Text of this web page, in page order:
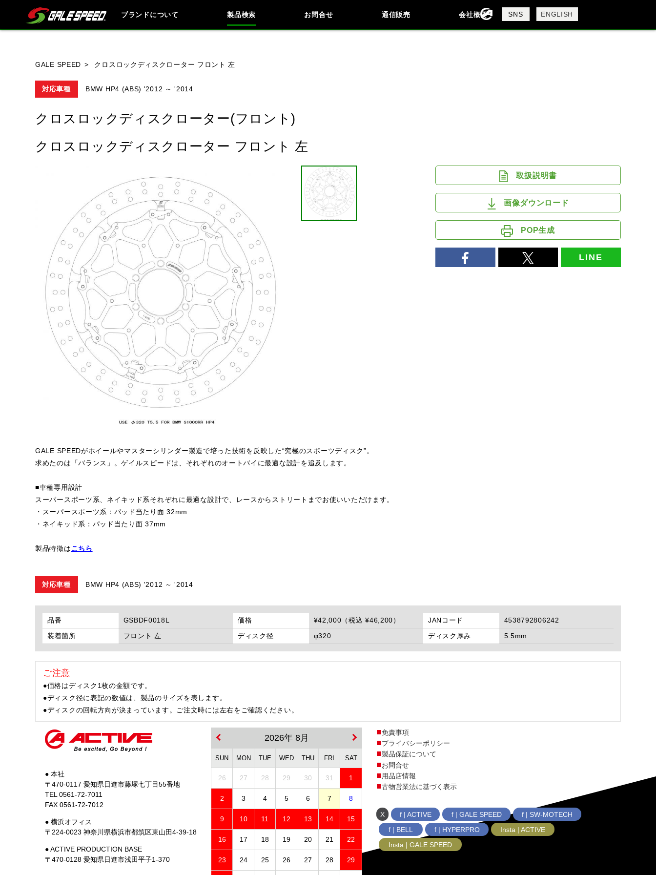
ブランドについて 製品検索 お問合せ 通信販売 会社概要
会社概要
採用情報
SNS ENGLISH
GALE SPEED クロスロックディスクローター フロント 左
対応車種 BMW HP4 (ABS) '2012 ～ '2014
クロスロックディスクローター(フロント)
クロスロックディスクローター フロント 左
GALE SPEEDがホイールやマスターシリンダー製造で培った技術を反映した“究極のスポーツディスク”。
求めたのは「バランス」。ゲイルスピードは、それぞれのオートバイに最適な設計を追及します。
■車種専用設計
スーパースポーツ系、ネイキッド系それぞれに最適な設計で、レースからストリートまでお使いいただけます。
・スーパースポーツ系：パッド当たり面 32mm
・ネイキッド系：パッド当たり面 37mm
製品特徴はこちら
取扱説明書
画像ダウンロード
POP生成
LINE
対応車種 BMW HP4 (ABS) '2012 ～ '2014
品番 GSBDF0018L 価格 ¥42,000（税込 ¥46,200） JANコード
4538792806242
装着箇所
フロント 左 ディスク径 φ320 ディスク厚み 5.5mm
ご注意
●価格はディスク1枚の金額です。
●ディスク径に表記の数値は、製品のサイズを表します。
●ディスクの回転方向が決まっています。ご注文時には左右をご確認ください。
● 本社
〒470-0117 愛知県日進市藤塚七丁目55番地
TEL 0561-72-7011
FAX 0561-72-7012
● 横浜オフィス
〒224-0023 神奈川県横浜市都筑区東山田4-39-18
● ACTIVE PRODUCTION BASE
〒470-0128 愛知県日進市浅田平子1-370
2026年 8月
SUN MON TUE WED THU FRI SAT
26 27 28 29 30 31 1
2 3 4 5 6 7 8
9 10 11 12 13 14 15
16 17 18 19 20 21 22
23 24 25 26 27 28 29
免責事項
プライバシーポリシー
製品保証について
お問合せ
用品店情報
古物営業法に基づく表示
X f | ACTIVE f | GALE SPEED
f | SW-MOTECH
f | BELL
f | HYPERPRO
Insta | ACTIVE
Insta | GALE SPEED